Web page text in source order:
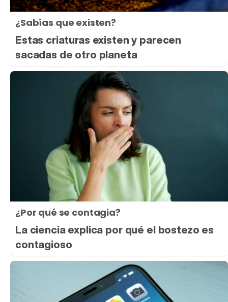
¿Sabías que existen?
Estas criaturas existen y parecen
sacadas de otro planeta
¿Por qué se contagia?
La ciencia explica por qué el bostezo es
contagioso